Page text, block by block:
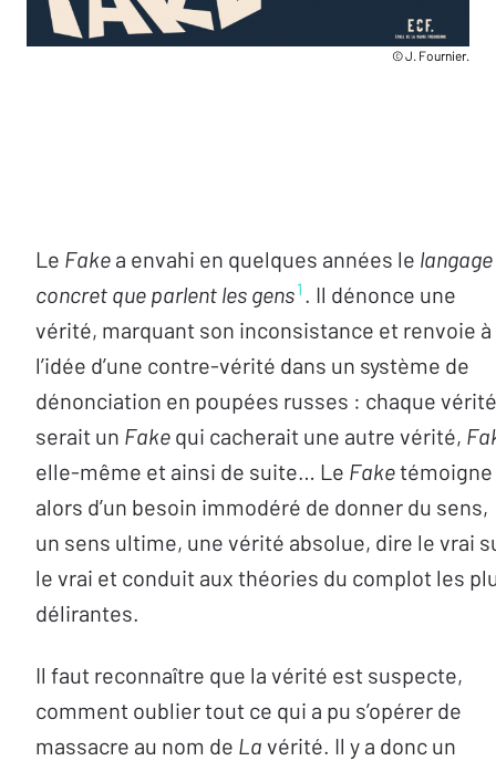
© J. Fournier.
Le Fake a envahi en quelques années le langage
concret que parlent les gens1 . Il dénonce une
vérité, marquant son inconsistance et renvoie à
l’idée d’une contre-vérité dans un système de
dénonciation en poupées russes : chaque vérité
serait un Fake qui cacherait une autre vérité,
elle-même et ainsi de suite… Le Faketémoigne
alors d’un besoin immodéré de donner du sens,
un sens ultime, une vérité absolue, dire le vrai
le vrai et conduit aux théories du complot les
délirantes.
Il faut reconnaître que la vérité est suspecte,
comment oublier tout ce qui a pu s’opérer de
massacre au nom de La vérité. Il y a donc un